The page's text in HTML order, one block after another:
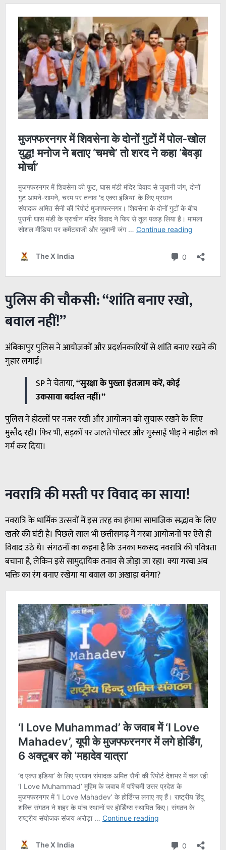
पुलिस की चौकसी: “शांति बनाए रखो,
बवाल नहीं!”
अंबिकापुर पुलिस ने आयोजकों और प्रदर्शनकारियों से शांति बनाए रखने की
गुहार लगाई।
SP ने चेताया,“सुरक्षा के पुख्ता इंतजाम करें, कोई
उकसावा बर्दाश्त नहीं।”
पुलिस ने होटलों पर नजर रखी और आयोजन को सुचारू रखने के लिए
मुस्तैद रही। फिर भी, सड़कों पर जलते पोस्टर और गुस्साई भीड़ ने माहौल को
गर्म कर दिया।
नवरात्रि की मस्ती पर विवाद का साया!
नवरात्रि के धार्मिक उत्सवों में इस तरह का हंगामा सामाजिक सद्भाव के लिए
खतरे की घंटी है। पिछले साल भी छत्तीसगढ़ में गरबा आयोजनों पर ऐसे ही
विवाद उठे थे। संगठनों का कहना है कि उनका मकसद नवरात्रि की पवित्रता
बचाना है, लेकिन इसे सामुदायिक तनाव से जोड़ा जा रहा। क्या गरबा अब
भक्ति का रंग बनाए रखेगा या बवाल का अखाड़ा बनेगा?